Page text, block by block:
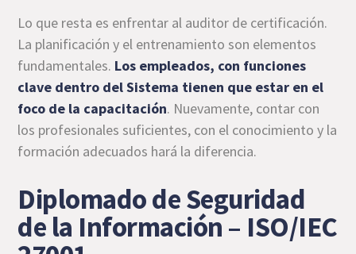
Lo que resta es enfrentar al auditor de certificación.
La planificación y el entrenamiento son elementos
fundamentales. Los empleados, con funciones
clave dentro del Sistema tienen que estar en el
foco de la capacitación. Nuevamente, contar con
los profesionales suficientes, con el conocimiento y la
formación adecuados hará la diferencia.
Diplomado de Seguridad
de la Información – ISO/IEC